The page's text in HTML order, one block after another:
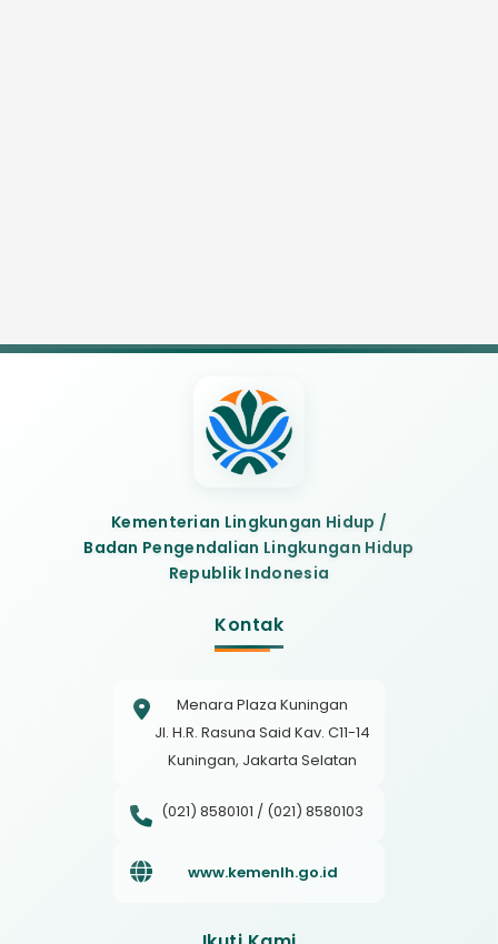
Kementerian Lingkungan Hidup /
Badan Pengendalian Lingkungan Hidup
Republik Indonesia
Kontak
Menara Plaza Kuningan
Jl. H.R. Rasuna Said Kav. C11-14
Kuningan, Jakarta Selatan
(021) 8580101 / (021) 8580103
www.kemenlh.go.id